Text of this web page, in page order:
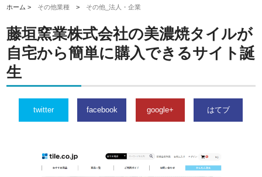
ホーム > その他業種 > その他_法人・企業
藤垣窯業株式会社の美濃焼タイルが
自宅から簡単に購入できるサイト誕
生
twitter facebook google+ はてブ